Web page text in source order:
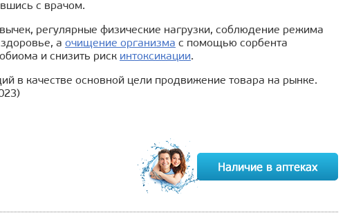
с врачом.
регулярные физические нагрузки, соблюдение режима
а очищение организма с помощью сорбента
и снизить риск интоксикации.
в качестве основной цели продвижение товара на рынке.